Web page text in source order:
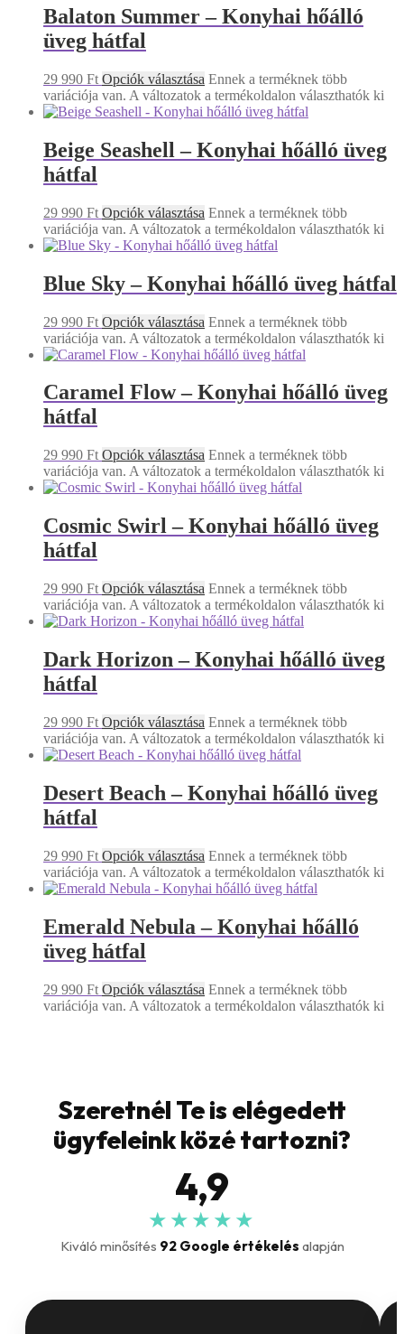
Balaton Summer – Konyhai hőálló
üveg hátfal
29 990 Ft Opciók választása Ennek a terméknek több
variációja van. A változatok a termékoldalon választhatók ki
Beige Seashell – Konyhai hőálló üveg
hátfal
29 990 Ft Opciók választása Ennek a terméknek több
variációja van. A változatok a termékoldalon választhatók ki
Blue Sky – Konyhai hőálló üveg hátfal
29 990 Ft Opciók választása Ennek a terméknek több
variációja van. A változatok a termékoldalon választhatók ki
Caramel Flow – Konyhai hőálló üveg
hátfal
29 990 Ft Opciók választása Ennek a terméknek több
variációja van. A változatok a termékoldalon választhatók ki
Cosmic Swirl – Konyhai hőálló üveg
hátfal
29 990 Ft Opciók választása Ennek a terméknek több
variációja van. A változatok a termékoldalon választhatók ki
Dark Horizon – Konyhai hőálló üveg
hátfal
29 990 Ft Opciók választása Ennek a terméknek több
variációja van. A változatok a termékoldalon választhatók ki
Desert Beach – Konyhai hőálló üveg
hátfal
29 990 Ft Opciók választása Ennek a terméknek több
variációja van. A változatok a termékoldalon választhatók ki
Emerald Nebula – Konyhai hőálló
üveg hátfal
29 990 Ft Opciók választása Ennek a terméknek több
variációja van. A változatok a termékoldalon választhatók ki
Szeretnél Te is elégedett
ügyfeleink közé tartozni?
4,9
★★★★★
Kiváló minősítés 92 Google értékelés alapján